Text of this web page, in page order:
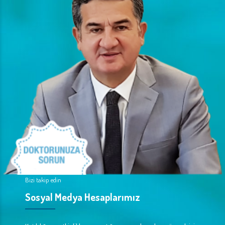
Bizi takip edin
Sosyal Medya Hesaplarımız